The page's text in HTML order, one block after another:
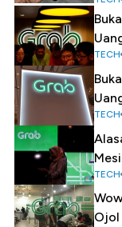
TECH
TECH
TECH
Ojol